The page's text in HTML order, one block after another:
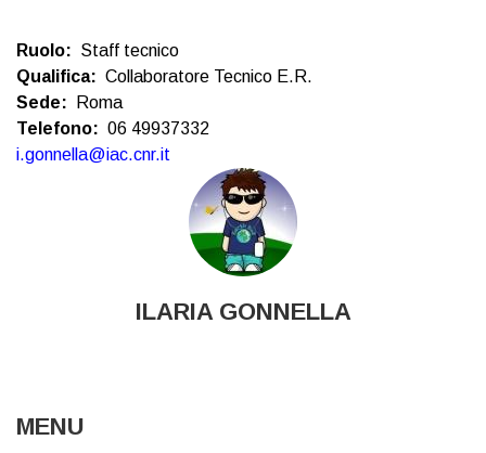
Ruolo
Staff tecnico
Qualifica
Collaboratore Tecnico E.R.
Sede
Roma
Telefono
06 49937332
i.gonnella@iac.cnr.it
ILARIA GONNELLA
MENU